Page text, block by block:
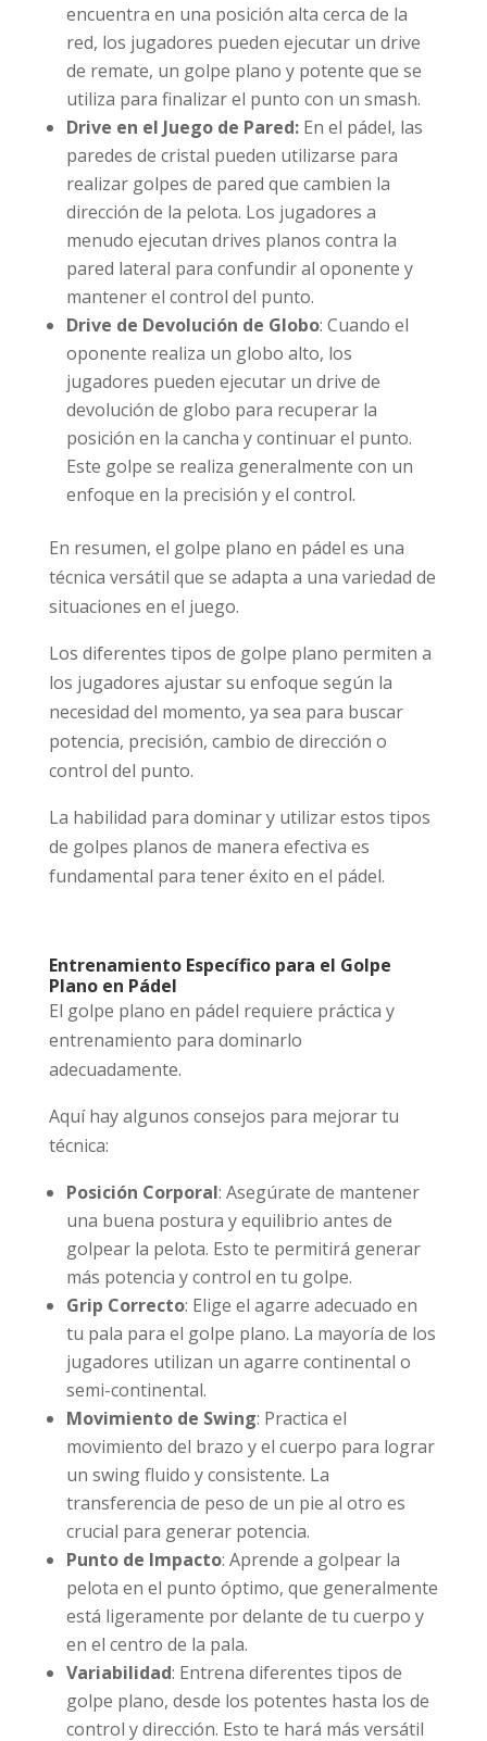
encuentra en una posición alta cerca de la
red, los jugadores pueden ejecutar un drive
de remate, un golpe plano y potente que se
utiliza para finalizar el punto con un smash.
Drive en el Juego de Pared:En el pádel, las
paredes de cristal pueden utilizarse para
realizar golpes de pared que cambien la
dirección de la pelota. Los jugadores a
menudo ejecutan drives planos contra la
pared lateral para confundir al oponente y
mantener el control del punto.
Drive de Devolución de Globo: Cuando el
oponente realiza un globo alto, los
jugadores pueden ejecutar un drive de
devolución de globo para recuperar la
posición en la cancha y continuar el punto.
Este golpe se realiza generalmente con un
enfoque en la precisión y el control.
En resumen, el golpe plano en pádel es una
técnica versátil que se adapta a una variedad de
situaciones en el juego.
Los diferentes tipos de golpe plano permiten a
los jugadores ajustar su enfoque según la
necesidad del momento, ya sea para buscar
potencia, precisión, cambio de dirección o
control del punto.
La habilidad para dominar y utilizar estos tipos
de golpes planos de manera efectiva es
fundamental para tener éxito en el pádel.
Entrenamiento Específico para el Golpe
Plano en Pádel
El golpe plano en pádel requiere práctica y
entrenamiento para dominarlo
adecuadamente.
Aquí hay algunos consejos para mejorar tu
técnica:
Posición Corporal: Asegúrate de mantener
una buena postura y equilibrio antes de
golpear la pelota. Esto te permitirá generar
más potencia y control en tu golpe.
Grip Correcto: Elige el agarre adecuado en
tu pala para el golpe plano. La mayoría de los
jugadores utilizan un agarre continental o
semi-continental.
Movimiento de Swing: Practica el
movimiento del brazo y el cuerpo para lograr
un swing fluido y consistente. La
transferencia de peso de un pie al otro es
crucial para generar potencia.
Punto de Impacto: Aprende a golpear la
pelota en el punto óptimo, que generalmente
está ligeramente por delante de tu cuerpo y
en el centro de la pala.
Variabilidad: Entrena diferentes tipos de
golpe plano, desde los potentes hasta los de
control y dirección. Esto te hará más versátil